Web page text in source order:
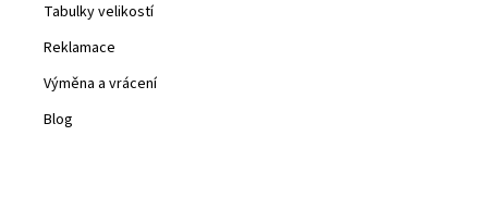
Tabulky velikostí
Reklamace
Výměna a vrácení
Blog